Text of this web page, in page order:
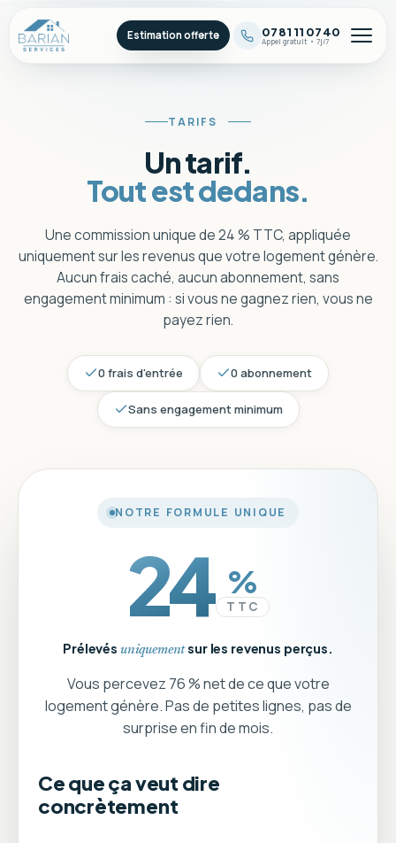
07 81 11 07 40
Appel gratuit • 7j/7
Estimation offerte
TARIFS
Un tarif.
Tout est dedans.
Une commission unique de 24 % TTC, appliquée
uniquement sur les revenus que votre logement génère.
Aucun frais caché, aucun abonnement, sans
engagement minimum : si vous ne gagnez rien, vous ne
payez rien.
0 frais d'entrée 0 abonnement
Sans engagement minimum
NOTRE FORMULE UNIQUE
24 %
TTC
Prélevés uniquementsur les revenus perçus.
Vous percevez 76 % net de ce que votre
logement génère. Pas de petites lignes, pas de
surprise en fin de mois.
Ce que ça veut dire
concrètement